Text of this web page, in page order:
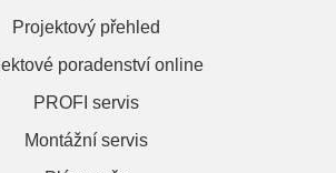
Projektový přehled
poradenství online
PROFI servis
Montážní servis